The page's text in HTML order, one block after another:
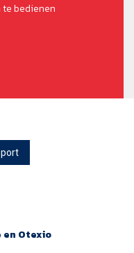
bedienen
Otexio